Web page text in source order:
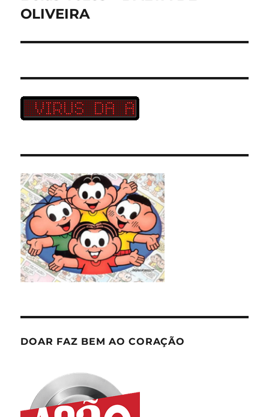
post:
OLIVEIRA
DOAR FAZ BEM AO CORAÇÃO